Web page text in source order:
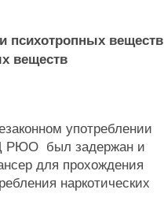
психотропных веществ
веществ
употреблении
РЮО был задержан и
для прохождения
наркотических